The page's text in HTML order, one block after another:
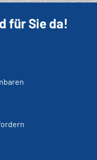
für Sie da!